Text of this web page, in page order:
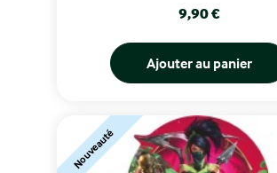
Prix
9,90 €
Ajouter au panier
Nouveauté